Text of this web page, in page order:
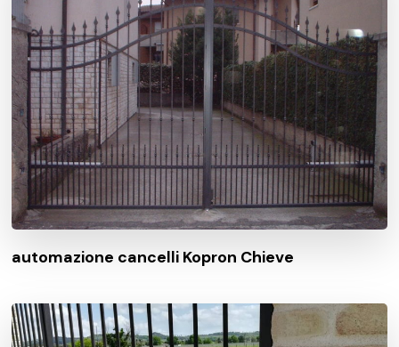
automazione cancelli Kopron Chieve